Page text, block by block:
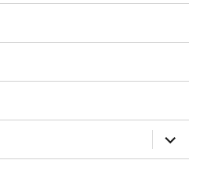
laienda